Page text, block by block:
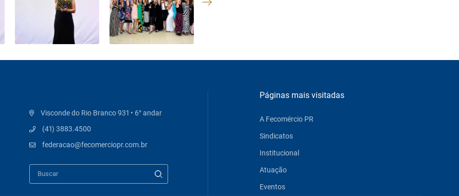
Visconde do Rio Branco 931 • 6° andar
(41) 3883.4500
federacao@fecomerciopr.com.br
Páginas mais visitadas
A Fecomércio PR
Sindicatos
Institucional
Atuação
Eventos